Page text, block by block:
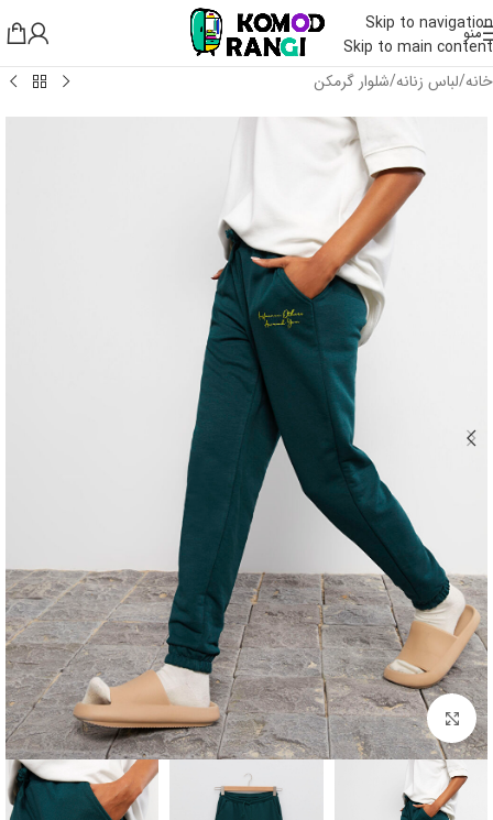
Skip to navigation
Skip to main content
منو
خانه/لباس زنانه/شلوار گرمکن
برای بزرگنمایی کلیک کنید